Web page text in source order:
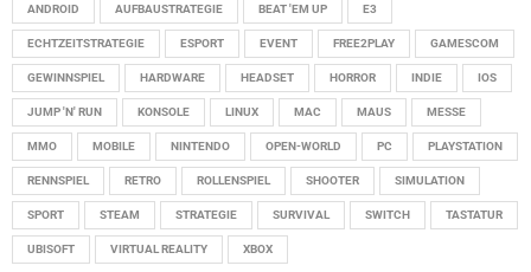
ANDROID AUFBAUSTRATEGIE BEAT 'EM UP E3
ECHTZEITSTRATEGIE ESPORT EVENT FREE2PLAY GAMESCOM
GEWINNSPIEL HARDWARE HEADSET HORROR INDIE IOS
JUMP 'N' RUN KONSOLE LINUX MAC MAUS MESSE
MMO MOBILE NINTENDO OPEN-WORLD PC PLAYSTATION
RENNSPIEL RETRO ROLLENSPIEL SHOOTER SIMULATION
SPORT STEAM STRATEGIE SURVIVAL SWITCH TASTATUR
UBISOFT VIRTUAL REALITY XBOX